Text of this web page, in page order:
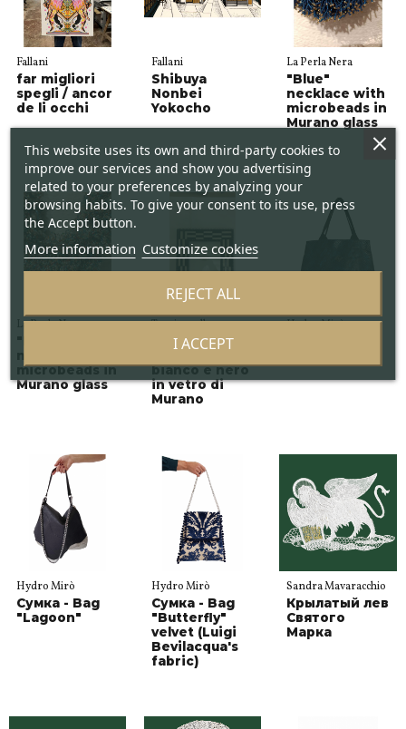
Fallani
far migliori
spegli / ancor
de li occhi
Fallani
Shibuya
Nonbei
Yokocho
La Perla Nera
"Blue"
necklace with
microbeads in
Murano glass
La Perla Nera
microbeads in
Murano glass
Trevisanello
рама - Cornice
bianco e nero
in vetro di
Murano
Hydro Mirò
Hydro Mirò
Сумка - Bag
"Lagoon"
Hydro Mirò
Сумка - Bag
"Butterfly"
velvet (Luigi
Bevilacqua's
fabric)
Sandra Mavaracchio
Крылатый лев
Святого
Марка
This website uses its own and third-party cookies to
improve our services and show you advertising
related to your preferences by analyzing your
browsing habits. To give your consent to its use, press
the Accept button.
More information Customize cookies
REJECT ALL
I ACCEPT